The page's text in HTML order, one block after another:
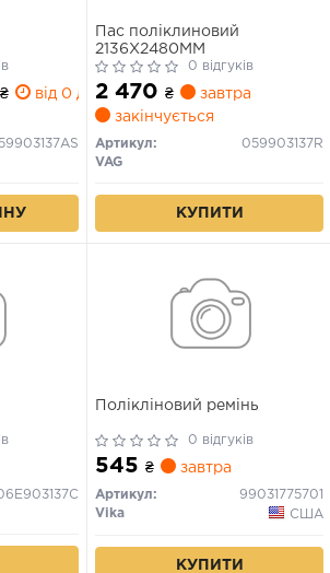
₴
від 0 дн.
Пас поліклиновий
2136Х2480ММ
0 відгуків
2 470 ₴
завтра
закінчується
Артикул:
059903137R
VAG
КУПИТИ
Полікліновий ремінь
0 відгуків
545 ₴ завтра
Артикул:
99031775701
Vika
США
КУПИТИ